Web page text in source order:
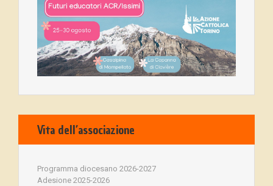
Vita dell’associazione
Programma diocesano 2026-2027
Adesione 2025-2026